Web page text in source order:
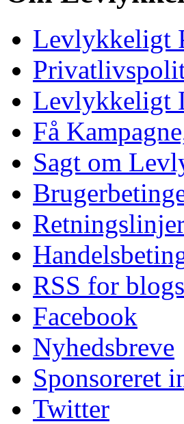
Levlykkeligt
Levlykkeligt
Få
Sagt om
RSS for blogs
Facebook
Nyhedsbreve
Sponsoreret
Twitter